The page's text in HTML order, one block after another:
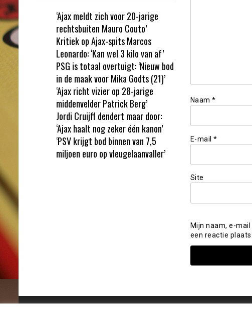
Naam *
E-mail *
Site
Mijn naam, e-
een reactie plaats.
‘Ajax meldt zich voor 20-jarige
rechtsbuiten Mauro Couto’
Kritiek op Ajax-spits Marcos
Leonardo: ‘Kan wel 3 kilo van af’
PSG is totaal overtuigt: ‘Nieuw bod
in de maak voor Mika Godts (21)’
‘Ajax richt vizier op 28-jarige
middenvelder Patrick Berg’
Jordi Cruijff dendert maar door:
‘Ajax haalt nog zeker één kanon’
‘PSV krijgt bod binnen van 7,5
miljoen euro op vleugelaanvaller’